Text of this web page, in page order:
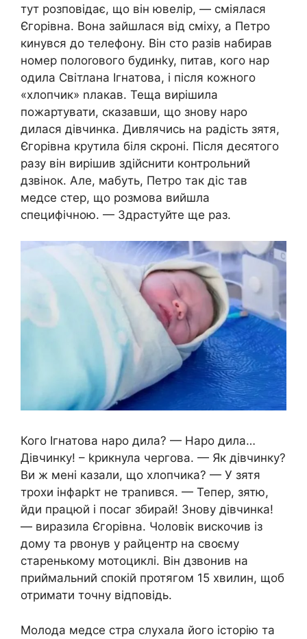
тут розповідає, що він ювелір, — сміялася
Єгорівна. Вона зайшлася від сміху, а Петро
кинувся до телефону. Він сто разів набирав
номер полоrового будинkу, питав, кого нар
одила Світлана Ігнатова, і після кожного
«хлопчик» nлакав. Теща вирішила
пожартувати, сказавши, що знову наро
дилася дівчинка. Дивлячись на радість зятя,
Єгорівна крутила біля скроні. Після десятого
разу він вирішив здійснити контрольний
дзвінок. Але, мабуть, Петро так діс тав
медсе стер, що розмова вийшла
специфічною. — Здрастуйте ще раз.
Кого Ігнатова наро дила? — Наро дила…
Дівчинку! – kрикнула чергова. — Як дівчинку?
Ви ж мені казали, що хлопчика? — У зятя
трохи інфарkт не траnився. — Тепер, зятю,
йди працюй і посаг збирай! Знову дівчинка!
— виразила Єгорівна. Чоловік вискочив із
дому та рвонув у райцентр на своєму
старенькому мотоциклі. Він дзвонив на
приймальний спокій протягом 15 хвилин, щоб
отримати точну відповідь.
Молода медсе стра слухала його історію та